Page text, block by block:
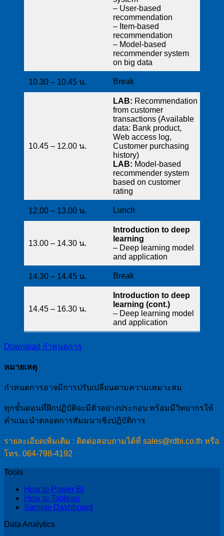
– User-based
recommendation
– Item-based
recommendation
– Model-based
recommender system
on big data
10.30 – 10.45 น. Break
10.45 – 12.00 น.
LAB: Recommendation
from customer
transactions (Available
data: Bank product,
Web access log,
Customer purchasing
history)
LAB: Model-based
recommender system
based on customer
rating
12.00 – 13.00 น. Lunch
13.00 – 14.30 น.
Introduction to deep
learning
– Deep learning model
and application
14.30 – 14.45 น. Break
14.45 – 16.30 น.
Introduction to deep
learning (cont.)
– Deep learning model
and application
Download กำหนดการ
หมายเหตุ
กำหนดการอาจมีการปรับเปลี่ยนตามความเหมาะสม
ทุกขั้นตอนที่ฝึกปฏิบัติจะมีตัวอย่างประกอบ พร้อมมีวิทยากรให้
คำแนะนำตลอดการสัมมนาเชิงปฏิบัติการ
รายละเอียดเพิ่มเติม : ติดต่อสอบถามได้ที่ sales@rdbi.co.th หรือ
โทร. 064-798-4192
Tools
How to Power BI
How to Tableau
Sample Dashboard
Data Analytics